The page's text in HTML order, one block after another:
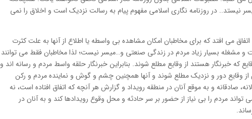
نیستد.. در روزنامه نگاری اسلامی مفهوم پیام به رسالت نزدیک است و اخلاق را نمی
اتفاق می افتد که برای مخاطبان امکان مشاهده بی واسطه یا اطلاع از آنها به علت کثرت
و مشغله بسیار زیاد مردم در زندگی صنعتی و…میسر نیست؛ لذا مخاطبان فقط می توانند
که خبرنگار هستند از وقایع مطلع شوند. بنابراین خبرنگار حلقه واسط مردم و رسانه اند و
از وقایع دور و نزدیک مطلع شوند و آنها همچنین چشم و گوش و نماینده مردم و رکن
صادقانه و به موقع آنان در منطقه رویداد و گزارش هر آنچه که اتفاق افتاده است، نه
مردم را بی نیاز از حضور بر سر حادثه و محل وقوع رویدادها کند و به آنان در